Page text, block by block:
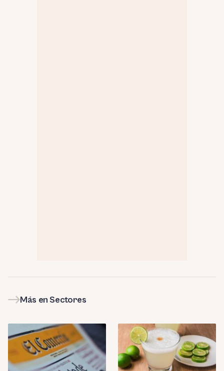
Más en Sectores